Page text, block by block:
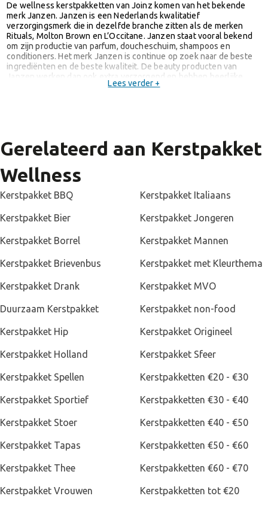
De wellness kerstpakketten van Joinz komen van het bekende
merk Janzen. Janzen is een Nederlands kwalitatief
verzorgingsmerk die in dezelfde branche zitten als de merken
Rituals, Molton Brown en L’Occitane. Janzen staat vooral bekend
om zijn productie van parfum, doucheschuim, shampoos en
conditioners. Het merk Janzen is continue op zoek naar de beste
ingrediënten en de beste kwaliteit. De beauty producten van
Janzen werken dan ook extra verzorgend en hebben heerlijke
Janzen kerstpakket al vanaf €16,50 per stuk. Een voordelig
kerstpakket waar je gegarandeerd een lach op het gezicht van je
Wellness kerstpakket uniseks
Lees verder +
Gerelateerd aan Kerstpakket
Wellness
Kerstpakket BBQ
Kerstpakket Bier
Kerstpakket Borrel
Kerstpakket Brievenbus
Kerstpakket Drank
Duurzaam Kerstpakket
Kerstpakket Hip
Kerstpakket Holland
Kerstpakket Italiaans
Kerstpakket Jongeren
Kerstpakket Mannen
Kerstpakket met Kleurthema
Kerstpakket MVO
Kerstpakket non-food
Kerstpakket Origineel
Kerstpakket Sfeer
Kerstpakket Spellen
Kerstpakket Sportief
Kerstpakket Stoer
Kerstpakket Tapas
Kerstpakket Thee
Kerstpakket Vrouwen
Kerstpakketten €20 - €30
Kerstpakketten €30 - €40
Kerstpakketten €40 - €50
Kerstpakketten €50 - €60
Kerstpakketten €60 - €70
Kerstpakketten tot €20